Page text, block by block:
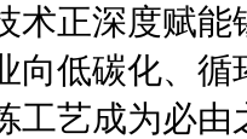
术正深度赋能
向低碳化、循
工艺成为必由